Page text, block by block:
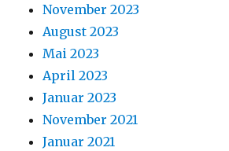
November 2023
August 2023
Mai 2023
April 2023
Januar 2023
November 2021
Januar 2021